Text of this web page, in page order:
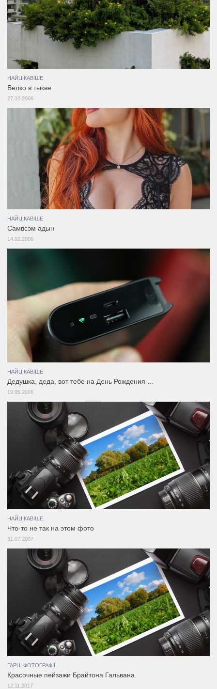
НАЙЦІКАВІШЕ
Белко в тыкве
27.10.2006
НАЙЦІКАВІШЕ
Самвсэм адын
14.02.2006
НАЙЦІКАВІШЕ
Дедушка, деда, вот тебе на День Рождения …
19.05.2006
НАЙЦІКАВІШЕ
Что-то не так на этом фото
31.07.2007
ГАРНІ ФОТОГРАФІЇ
Красочные пейзажи Брайтона Гальвана
12.11.2017